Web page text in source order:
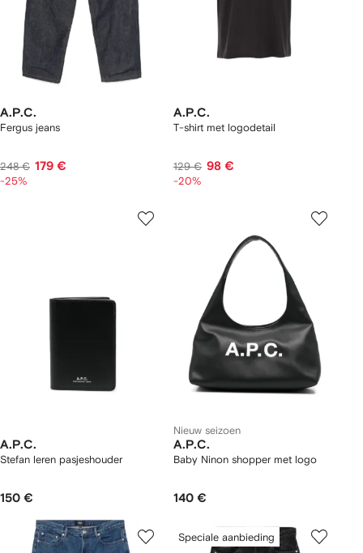
A.P.C.
Fergus jeans
248 € 179 €
-25%
A.P.C.
T-shirt met logodetail
129 € 98 €
-20%
A.P.C.
Stefan leren pasjeshouder
150 €
Nieuw seizoen
A.P.C.
Baby Ninon shopper met logo
140 €
Speciale aanbieding